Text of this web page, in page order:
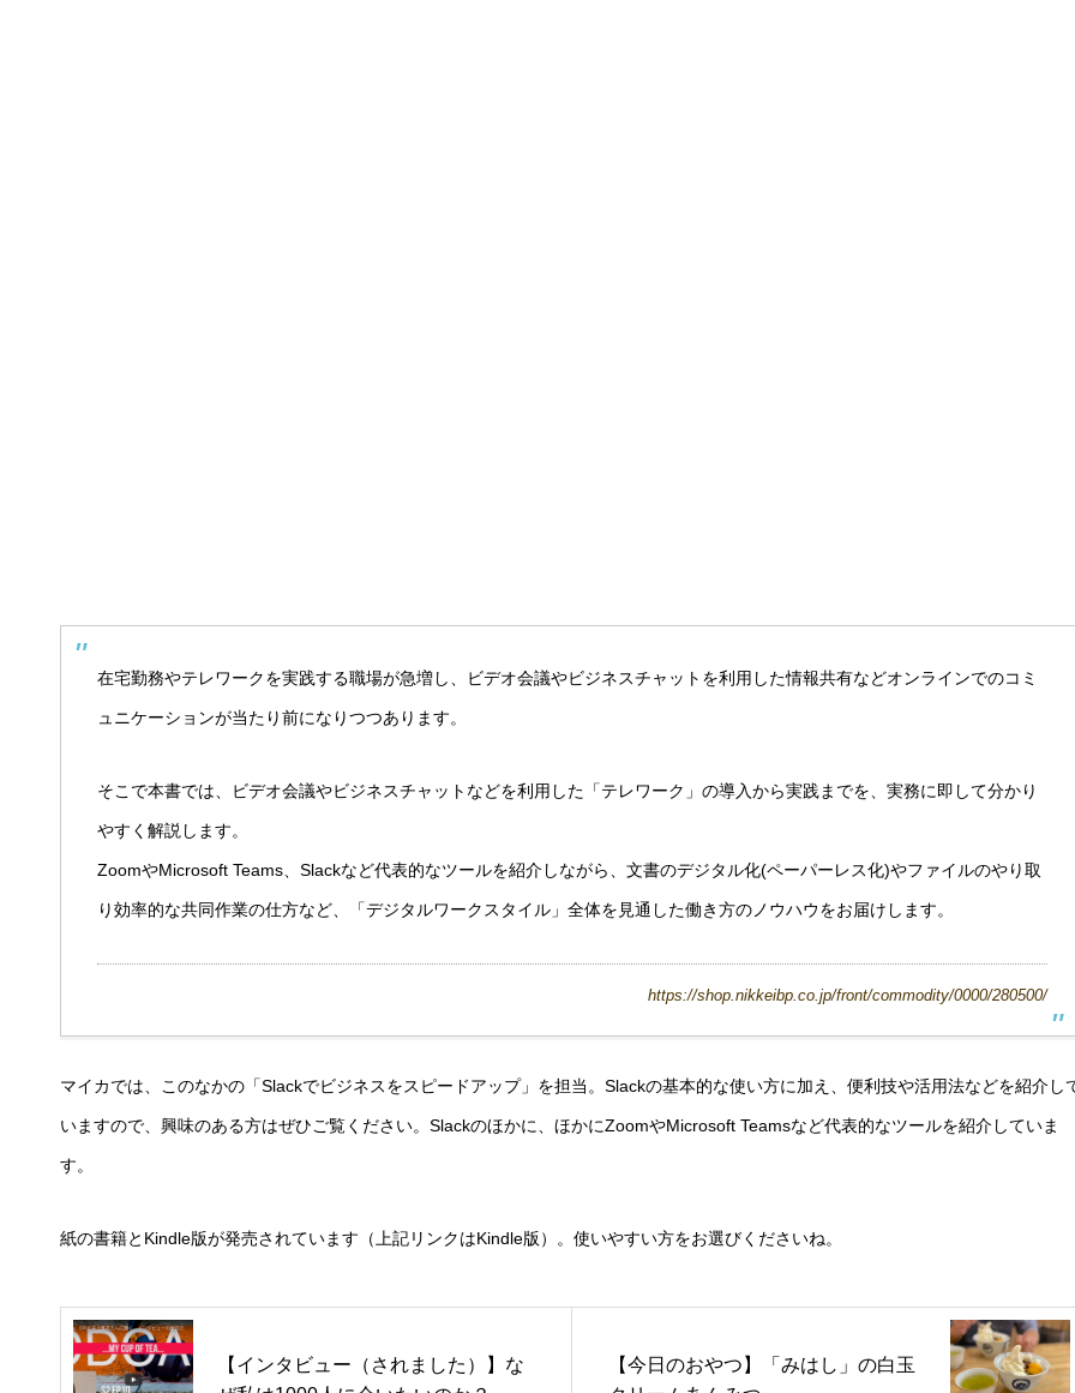
在宅勤務やテレワークを実践する職場が急増し、ビデオ会議やビジネスチャットを利用した情報共有などオンラインでのコミ
ュニケーションが当たり前になりつつあります。
そこで本書では、ビデオ会議やビジネスチャットなどを利用した「テレワーク」の導入から実践までを、実務に即して分かり
やすく解説します。
ZoomやMicrosoft Teams、Slackなど代表的なツールを紹介しながら、文書のデジタル化(ペーパーレス化)やファイルのやり取
り効率的な共同作業の仕方など、「デジタルワークスタイル」全体を見通した働き方のノウハウをお届けします。
https://shop.nikkeibp.co.jp/front/commodity/0000/280500/
マイカでは、このなかの「Slackでビジネスをスピードアップ」を担当。Slackの基本的な使い方に加え、便利技や活用法などを紹介し
いますので、興味のある方はぜひご覧ください。Slackのほかに、ほかにZoomやMicrosoft Teamsなど代表的なツールを紹介していま
す。
紙の書籍とKindle版が発売されています（上記リンクはKindle版）。使いやすい方をお選びくださいね。
【インタビュー（されました）】な
【今日のおやつ】「みはし」の白玉